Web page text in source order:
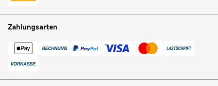
Zahlungsarten